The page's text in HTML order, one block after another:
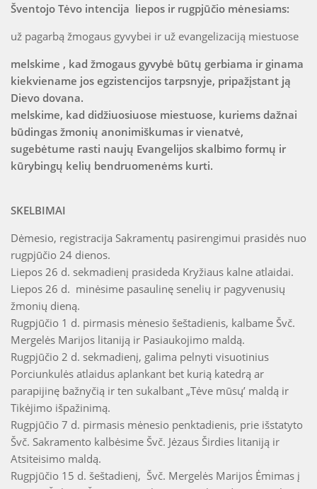
Šventojo Tėvo intencija liepos ir rugpjūčio mėnesiams:
už pagarbą žmogaus gyvybei ir už evangelizaciją miestuose
melskime , kad žmogaus gyvybė būtų gerbiama ir ginama
kiekviename jos egzistencijos tarpsnyje, pripažįstant ją
Dievo dovana.
melskime, kad didžiuosiuose miestuose, kuriems dažnai
būdingas žmonių anonimiškumas ir vienatvė,
sugebėtume rasti naujų Evangelijos skalbimo formų ir
kūrybingų kelių bendruomenėms kurti.
SKELBIMAI
Dėmesio, registracija Sakramentų pasirengimui prasidės nuo
rugpjūčio 24 dienos.
Liepos 26 d. sekmadienį prasideda Kryžiaus kalne atlaidai.
Liepos 26 d. minėsime pasaulinę senelių ir pagyvenusių
žmonių dieną.
Rugpjūčio 1 d. pirmasis mėnesio šeštadienis, kalbame Švč.
Mergelės Marijos litaniją ir Pasiaukojimo maldą.
Rugpjūčio 2 d. sekmadienį, galima pelnyti visuotinius
Porciunkulės atlaidus aplankant bet kurią katedrą ar
parapijinę bažnyčią ir ten sukalbant „Tėve mūsų’ maldą ir
Tikėjimo išpažinimą.
Rugpjūčio 7 d. pirmasis mėnesio penktadienis, prie išstatyto
Švč. Sakramento kalbėsime Švč. Jėzaus Širdies litaniją ir
Atsiteisimo maldą.
Rugpjūčio 15 d. šeštadienį, Švč. Mergelės Marijos Ėmimas į